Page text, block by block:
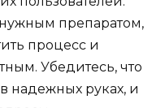
нужным препаратом,
процесс и
Убедитесь, что
надежных руках, и